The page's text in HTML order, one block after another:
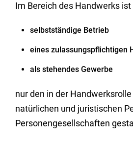
Im Bereich des Handwerks ist
selbstständige Betrieb
eines zulassungspflichtigen
als stehendes Gewerbe
nur den in der
natürlichen und juristischen
Personengesellschaften